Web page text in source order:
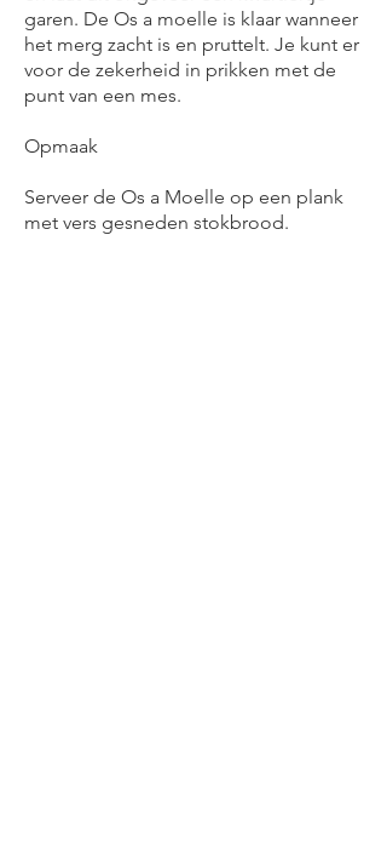
garen. De Os a moelle is klaar wanneer
het merg zacht is en pruttelt. Je kunt er
voor de zekerheid in prikken met de
punt van een mes.
Opmaak
Serveer de Os a Moelle op een plank
met vers gesneden stokbrood.